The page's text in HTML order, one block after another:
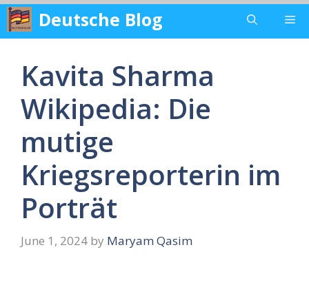
Skip
content
Deutsche Blog
Kavita Sharma
Wikipedia: Die
mutige
Kriegsreporterin im
Porträt
June 1, 2024 by Maryam Qasim